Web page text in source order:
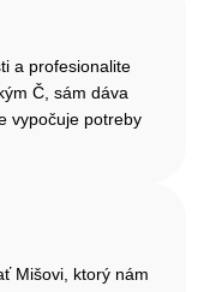
a profesionalite
Č, sám dáva
vypočuje potreby
Mišovi, ktorý nám